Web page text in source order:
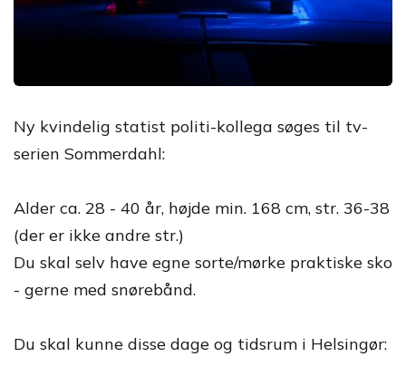
Ny kvindelig statist politi-kollega søges til tv-
serien Sommerdahl:
Alder ca. 28 - 40 år, højde min. 168 cm, str. 36-38
(der er ikke andre str.)
Du skal selv have egne sorte/mørke praktiske sko
- gerne med snørebånd.
Du skal kunne disse dage og tidsrum i Helsingør: